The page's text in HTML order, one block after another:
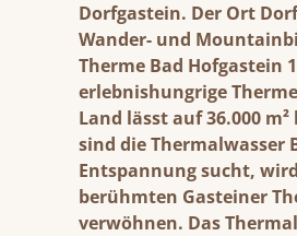
Dorfgastein. Der Ort
Wander- und
Therme Bad Hofgastein
erlebnishungrige
Land lässt auf 36.000
sind die Thermalwasser
Entspannung sucht,
berühmten Gasteiner
verwöhnen. Das